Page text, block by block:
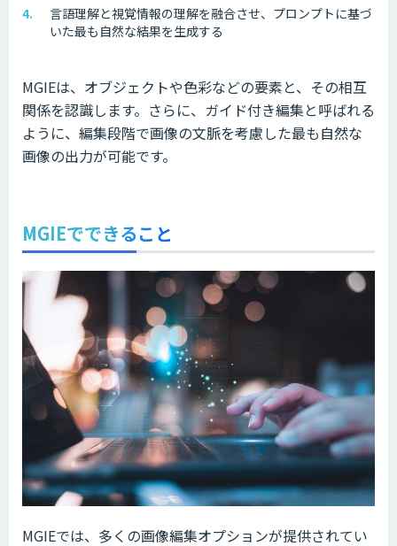
言語理解と視覚情報の理解を融合させ、プロンプトに基づ
いた最も自然な結果を生成する
MGIEは、オブジェクトや色彩などの要素と、その相互
関係を認識します。さらに、ガイド付き編集と呼ばれる
ように、編集段階で画像の文脈を考慮した最も自然な
画像の出力が可能です。
MGIEでできること
MGIEでは、多くの画像編集オプションが提供されてい